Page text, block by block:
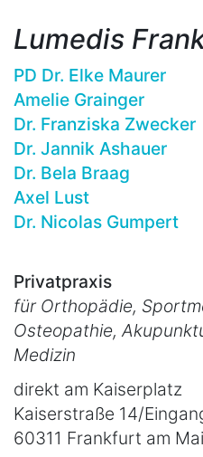
Lumedis
PD Dr. Elke Maurer
Amelie Grainger
Dr. Franziska Zwecker
Dr. Jannik Ashauer
Dr. Bela Braag
Axel Lust
Dr. Nicolas Gumpert
Privatpraxis
für Orthopädie,
Osteopathie,
Medizin
direkt am Kaiserplatz
Kaiserstraße 14/
60311 Frankfurt am